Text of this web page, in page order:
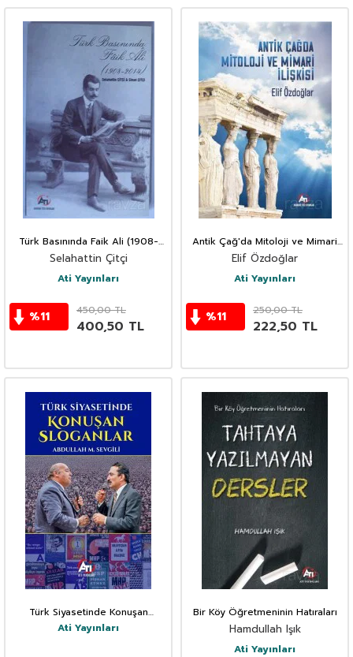
Türk Basınında Faik Ali (1908-
2014)
Selahattin Çitçi
Ati Yayınları
%11 450,00TL
400,50 TL
Antik Çağ'da Mitoloji ve Mimari
İlişkisi
Elif Özdoğlar
Ati Yayınları
%11 250,00TL
222,50 TL
Türk Siyasetinde Konuşan
Sloganlar
Ati Yayınları
Bir Köy Öğretmeninin Hatıraları
Hamdullah Işık
Ati Yayınları